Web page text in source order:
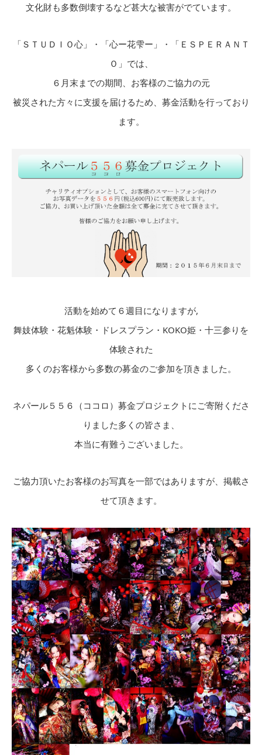
文化財も多数倒壊するなど甚大な被害がでています。
「ＳＴＵＤＩＯ心」・「心ー花雫ー」・「ＥＳＰＥＲＡＮＴ
Ｏ」では、
６月末までの期間、お客様のご協力の元
被災された方々に支援を届けるため、募金活動を行っており
ます。
活動を始めて６週目になりますが,
舞妓体験・花魁体験・ドレスプラン・KOKO姫・十三参りを
体験された
多くのお客様から多数の募金のご参加を頂きました。
ネパール５５６（ココロ）募金プロジェクトにご寄附くださ
りました多くの皆さま、
本当に有難うございました。
ご協力頂いたお客様のお写真を一部ではありますが、掲載さ
せて頂きます。